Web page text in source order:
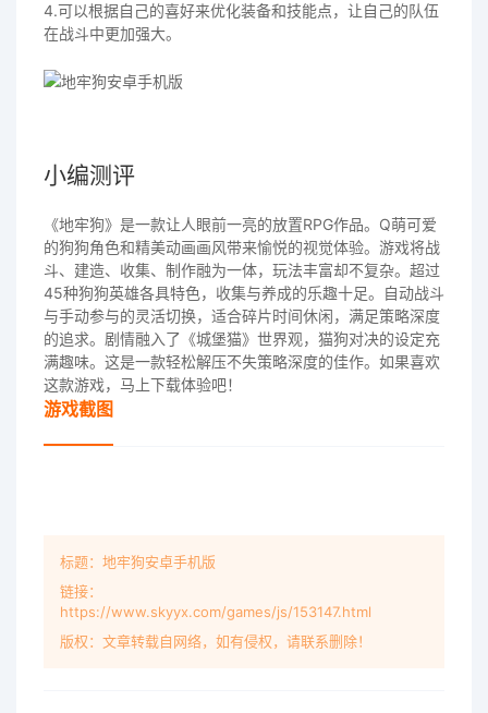
4.可以根据自己的喜好来优化装备和技能点，让自己的队伍
在战斗中更加强大。
小编测评
《地牢狗》是一款让人眼前一亮的放置RPG作品。Q萌可爱
的狗狗角色和精美动画画风带来愉悦的视觉体验。游戏将战
斗、建造、收集、制作融为一体，玩法丰富却不复杂。超过
45种狗狗英雄各具特色，收集与养成的乐趣十足。自动战斗
与手动参与的灵活切换，适合碎片时间休闲，满足策略深度
的追求。剧情融入了《城堡猫》世界观，猫狗对决的设定充
满趣味。这是一款轻松解压不失策略深度的佳作。如果喜欢
这款游戏，马上下载体验吧！
游戏截图
标题：地牢狗安卓手机版
链接：
https://www.skyyx.com/games/js/153147.html
版权：文章转载自网络，如有侵权，请联系删除！